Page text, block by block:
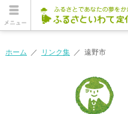
ホーム ／ リンク集／ 遠野市